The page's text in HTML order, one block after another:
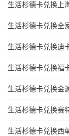
生活杉德卡兑换上
生活杉德卡兑换全
生活杉德卡兑换迪
生活杉德卡兑换福
生活杉德卡兑换金
生活杉德卡兑换赛
生活杉德卡兑换西